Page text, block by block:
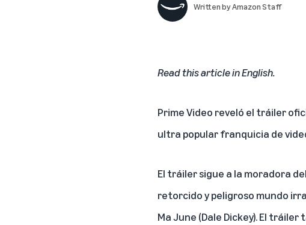
Written byAmazon Staff
Read this article in English.
Prime Video reveló el tráiler
ultra popular franquicia de
El tráiler sigue a la moradora
retorcido y peligroso mundo
Ma June (Dale Dickey). El